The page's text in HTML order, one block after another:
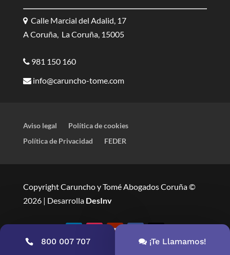
Calle Marcial del Adalid, 17
A Coruña, La Coruña, 15005
981 150 160
info@caruncho-tome.com
Aviso legal
Política de cookies
Política de Privacidad
FEDER
Copyright Caruncho y Tomé Abogados Coruña ©
2026 | DesarrollaDesInv
800 007 707 ¡Te Llamamos!